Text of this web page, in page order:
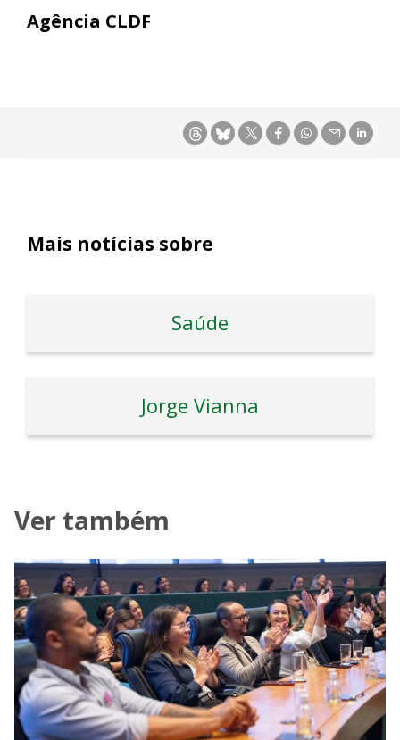
Agência CLDF
Mais notícias sobre
Saúde
Jorge Vianna
Ver também